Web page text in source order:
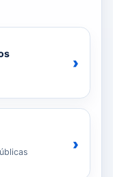
›
›